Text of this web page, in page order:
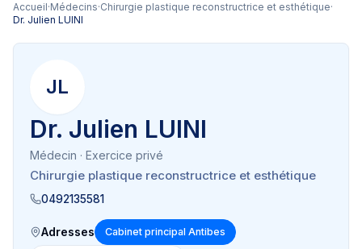
Accueil·Médecins·Chirurgie plastique reconstructrice et esthétique·
Dr. Julien LUINI
JL
Dr. Julien LUINI
Médecin · Exercice privé
Chirurgie plastique reconstructrice et esthétique
0492135581
Adresses Cabinet principal Antibes